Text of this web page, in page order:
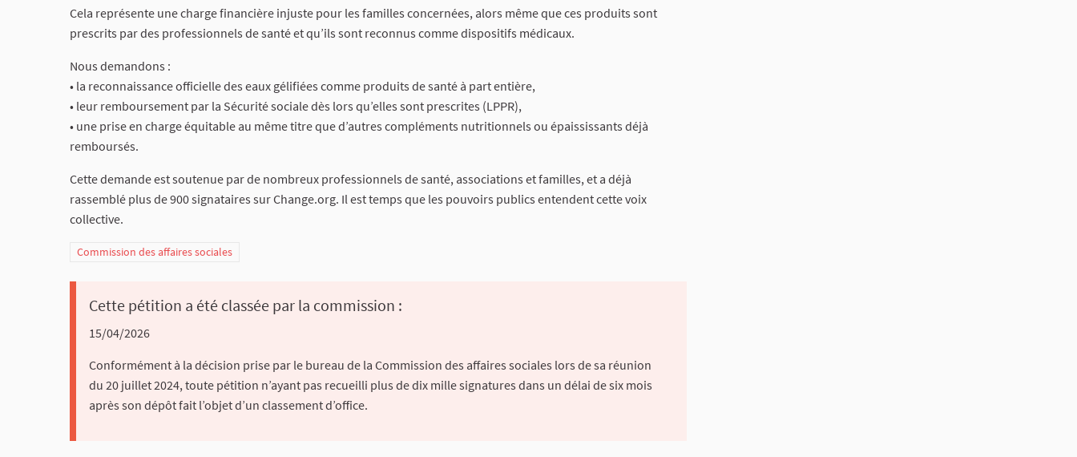
Cela représente une charge financière injuste pour les familles concernées, alors même que ces produits sont
prescrits par des professionnels de santé et qu’ils sont reconnus comme dispositifs médicaux.
Nous demandons :
• la reconnaissance officielle des eaux gélifiées comme produits de santé à part entière,
• leur remboursement par la Sécurité sociale dès lors qu’elles sont prescrites (LPPR),
• une prise en charge équitable au même titre que d’autres compléments nutritionnels ou épaississants déjà
remboursés.
Cette demande est soutenue par de nombreux professionnels de santé, associations et familles, et a déjà
rassemblé plus de 900 signataires sur Change.org. Il est temps que les pouvoirs publics entendent cette voix
collective.
Commission des affaires sociales
Cette pétition a été classée par la commission :
15/04/2026
Conformément à la décision prise par le bureau de la Commission des affaires sociales lors de sa réunion
du 20 juillet 2024, toute pétition n’ayant pas recueilli plus de dix mille signatures dans un délai de six mois
après son dépôt fait l’objet d’un classement d’office.